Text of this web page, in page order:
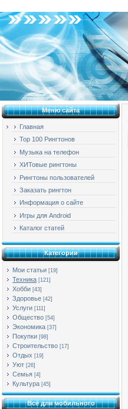
Меню сайта
Главная
Top 100 Рингтонов
Музыка на телефон
ХИТовые рингтоны
Рингтоны пользователей
Заказать рингтон
Информация о сайте
Игры для Android
Каталог статей
Категории
Мои статьи [19]
Техника [121]
Хобби [43]
Здоровье [42]
Услуги [111]
Общество [54]
Экономика [37]
Покупки [98]
Строительство [17]
Отдых [19]
Уют [26]
Семья [4]
Культура [45]
Всё для мобильного